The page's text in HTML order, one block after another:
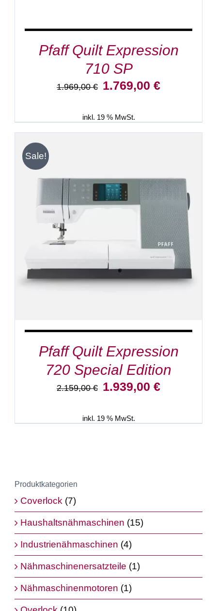
Pfaff Quilt Expression
710 SP
1.969,00€ Ursprünglicher
1.969,00 €
1.769,00 €Aktueller
inkl. 19 % MwSt.
Sale!
IN DEN WARENKORB DETAILS
Pfaff Quilt Expression
720 Special Edition
2.159,00€ Ursprünglicher
2.159,00 €
1.939,00 €Aktueller
inkl. 19 % MwSt.
Produktkategorien
Coverlock (7)
Haushaltsnähmaschinen (15)
Industrienähmaschinen (4)
Nähmaschinenersatzteile (1)
Nähmaschinenmotoren (1)